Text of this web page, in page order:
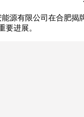
能源有限公司在合肥揭
要进展。